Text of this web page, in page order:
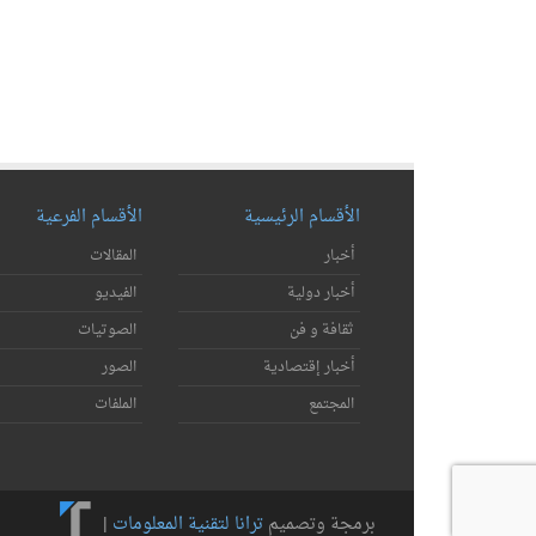
الأقسام الرئيسية
أخبار
أخبار دولية
ثقافة و فن
أخبار إقتصادية
المجتمع
الأقسام الفرعية
المقالات
الفيديو
الصوتيات
الصور
الملفات
برمجة وتصميمترانا لتقنية المعلومات |